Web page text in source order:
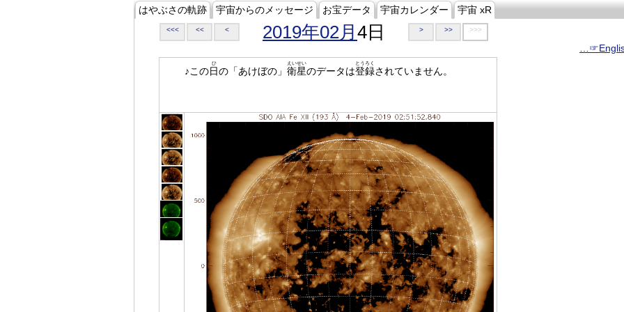
はやぶさの軌跡 宇宙からのメッセージ お宝データ 宇宙カレンダー 宇宙 xR
<<< << < 2019年02月 4日 > >> >>>
♪この日
ひ
の「あけぼの」 衛星
えいせい
のデータは登録
とうろく
されていません。